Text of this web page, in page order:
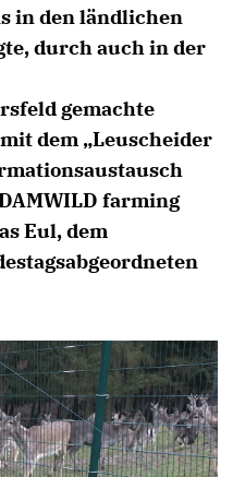
in den ländlichen
durch auch in der
gemachte
dem „Leuscheider
farming
Eul, dem